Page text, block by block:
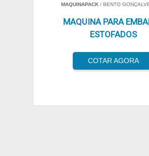
MAQUINAPACK/ BENTO
MAQUINA PARA
ESTOFADOS
COTAR AGORA